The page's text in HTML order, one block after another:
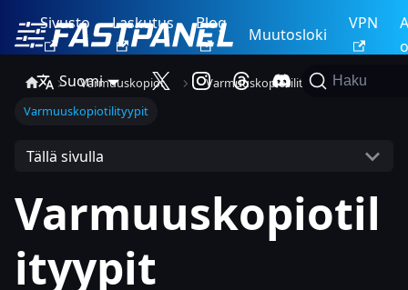
Sivusto Laskutus Blog
Muutosloki
VPN
Suomi
Haku
Varmuuskopiot
Varmuuskopiotilit
Varmuuskopiotilityypit
Tällä sivulla
Varmuuskopiotil
ityypit